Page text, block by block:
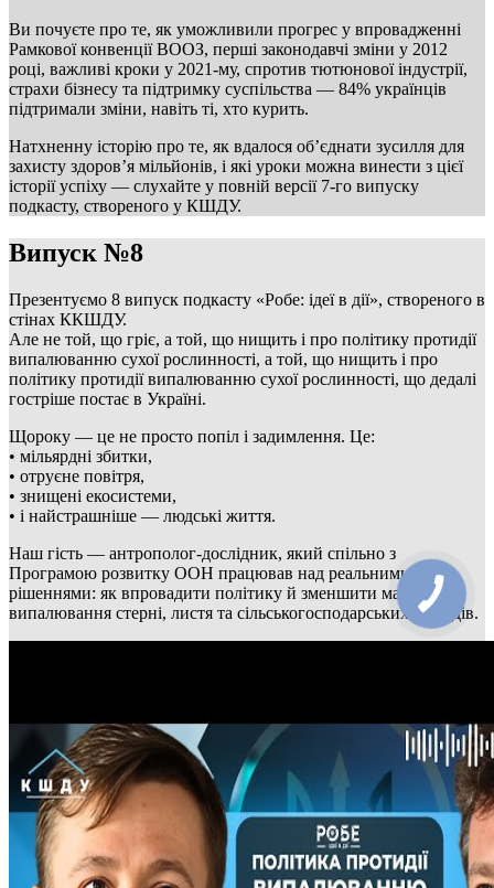
Ви почуєте про те, як уможливили прогрес у впровадженні
Рамкової конвенції ВООЗ, перші законодавчі зміни у 2012
році, важливі кроки у 2021-му, спротив тютюнової індустрії,
страхи бізнесу та підтримку суспільства — 84% українців
підтримали зміни, навіть ті, хто курить.
Натхненну історію про те, як вдалося обʼєднати зусилля для
захисту здоров’я мільйонів, і які уроки можна винести з цієї
історії успіху — слухайте у повній версії 7-го випуску
подкасту, створеного у КШДУ.
Випуск №8
Презентуємо 8 випуск подкасту «Робе: ідеї в дії», створеного в
стінах ККШДУ.
Але не той, що гріє, а той, що нищить і про політику протидії
випалюванню сухої рослинності, а той, що нищить і про
політику протидії випалюванню сухої рослинності, що дедалі
гостріше постає в Україні.
Щороку — це не просто попіл і задимлення. Це:
• мільярдні збитки,
• отруєне повітря,
• знищені екосистеми,
• і найстрашніше — людські життя.
Наш гість — антрополог-дослідник, який спільно з
Програмою розвитку ООН працював над реальними
рішеннями: як впровадити політику й зменшити масштаби
випалювання стерні, листя та сільськогосподарських відходів.